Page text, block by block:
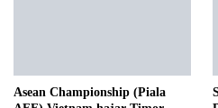
Asean Championship (Piala